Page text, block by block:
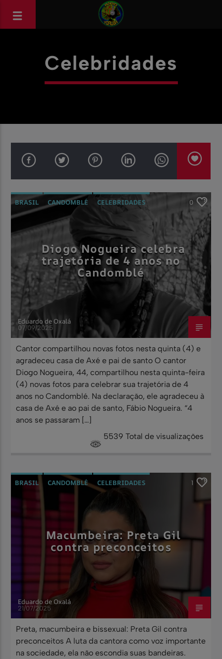
Celebridades
BRASIL CANDOMBLÉ
CELEBRIDADES
MATRIZES AFRICANAS
RELIGIÃO
0
Diogo Nogueira celebra
trajetória de 4 anos no
Candomblé
Eduardo de Oxalá
07/09/2025
Cantor compartilhou novas fotos nesta quinta (4) e
agradeceu casa de Axé e pai de santo O cantor
Diogo Nogueira, 44, compartilhou nesta quinta-feira
(4) novas fotos para celebrar sua trajetória de 4
anos no Candomblé. Na declaração, ele agradeceu à
casa de Axé e ao pai de santo, Fábio Nogueira. “4
anos se passaram […]
5539 Total de visualizações
BRASIL CANDOMBLÉ
CELEBRIDADES
DESTAQUES DA RÁDIO YORÙBÁ
MATRIZES AFRICANAS
1
Macumbeira: Preta Gil
contra preconceitos
Eduardo de Oxalá
21/07/2025
Preta, macumbeira e bissexual: Preta Gil contra
preconceitos A luta da cantora como voz importante
na sociedade, ela não escondia suas bandeiras.